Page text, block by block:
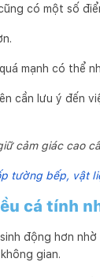
có một số
mạnh có thể
cần lưu ý đến
cảm giác cao
tường bếp, vật
cá tính
động hơn
gian.